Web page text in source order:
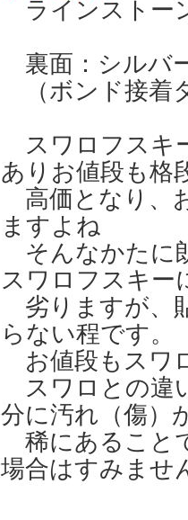
ラインストー
裏面：シルバ
（ボンド接着
スワロフスキ
ありお値段も格
高価となり、
ますよね
そんなかたに
スワロフスキー
劣りますが、
らない程です。
お値段もスワ
スワロとの違
分に汚れ（傷）
稀にあること
場合はすみませ